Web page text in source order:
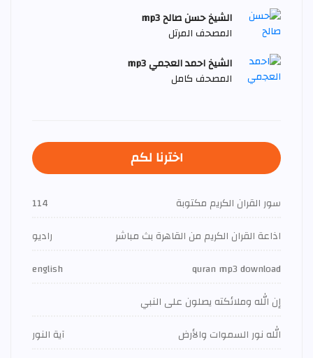
الشيخ حسن صالح mp3
المصحف المرتل
الشيخ احمد العجمي mp3
المصحف كامل
اخترنا لكم
سور القران الكريم مكتوبة
114
اذاعة القران الكريم من القاهرة بث مباشر
راديو
quran mp3 download
english
إن الله وملائكته يصلون على النبي
الله نور السموات والأرض
آية النور